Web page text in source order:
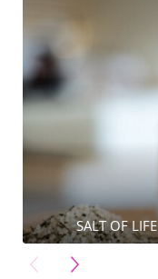
SALT OF